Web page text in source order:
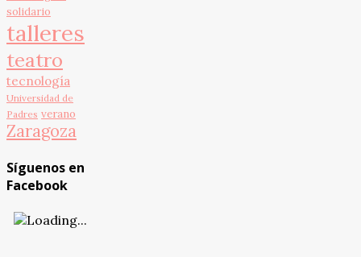
solidario
talleres
teatro
tecnología
Universidad de
Padres verano
Zaragoza
Síguenos en
Facebook